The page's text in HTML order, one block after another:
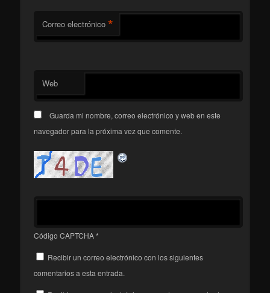
Correo electrónico *
Web
Guarda mi nombre, correo electrónico y web en este
navegador para la próxima vez que comente.
Código CAPTCHA*
Recibir un correo electrónico con los siguientes
comentarios a esta entrada.